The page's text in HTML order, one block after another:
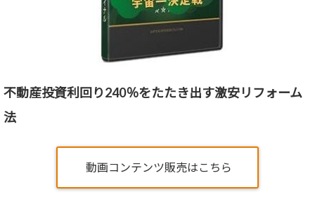
不動産投資利回り240％をたたき出す激安リフォーム
法
動画コンテンツ販売はこちら